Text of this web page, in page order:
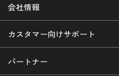
会社情報
カスタマー向けサポート
パートナー